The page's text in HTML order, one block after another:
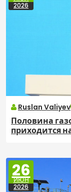
2026
Ruslan Valiyev
Половина
приходится
26
ИЮН
2026